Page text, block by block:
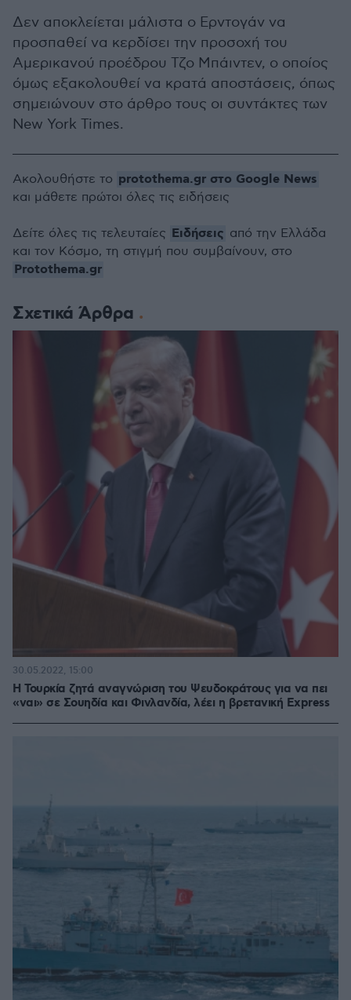
Δεν αποκλείεται μάλιστα ο Ερντογάν να
προσπαθεί να κερδίσει την προσοχή του
Αμερικανού προέδρου Τζο Μπάιντεν, ο οποίος
όμως εξακολουθεί να κρατά αποστάσεις, όπως
σημειώνουν στο άρθρο τους οι συντάκτες των
New York Times.
Σχετικά Άρθρα
Η Τουρκία ζητά αναγνώριση του Ψευδοκράτους για να πει
«ναι» σε Σουηδία και Φινλανδία, λέει η βρετανική Express
30.05.2022, 15:00
Ακολουθήστε το protothema.gr στο Google News
και μάθετε πρώτοι όλες τις ειδήσεις
Δείτε όλες τις τελευταίες Ειδήσεις από την Ελλάδα
και τον Κόσμο, τη στιγμή που συμβαίνουν, στο
Protothema.gr